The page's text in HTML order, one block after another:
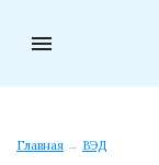
menu
Главная → ВЭД